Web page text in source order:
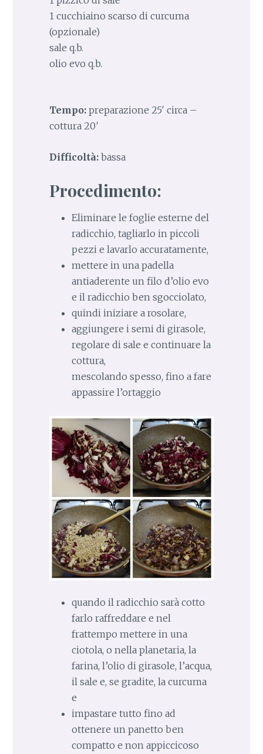
1 cucchiaino scarso di curcuma
(opzionale)
sale q.b.
olio evo q.b.
Tempo:preparazione 25′ circa –
cottura 20′
Difficoltà:bassa
Procedimento:
Eliminare le foglie esterne del
radicchio, tagliarlo in piccoli
pezzi e lavarlo accuratamente,
mettere in una padella
antiaderente un filo d’olio evo
e il radicchio ben sgocciolato,
quindi iniziare a rosolare,
aggiungere i semi di girasole,
regolare di sale e continuare la
cottura,
mescolando spesso, fino a fare
appassire l’ortaggio
quando il radicchio sarà cotto
farlo raffreddare e nel
frattempo mettere in una
ciotola, o nella planetaria, la
farina, l’olio di girasole, l’acqua,
il sale e, se gradite, la curcuma
e
impastare tutto fino ad
ottenere un panetto ben
compatto e non appiccicoso